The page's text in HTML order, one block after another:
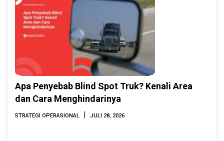
Apa Penyebab Blind Spot Truk? Kenali Area
dan Cara Menghindarinya
STRATEGI OPERASIONAL JULI 28, 2026